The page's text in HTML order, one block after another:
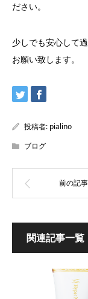
ださい。
少しでも安心して
お願い致します。
投稿者: pialino
ブログ
関連記事一覧